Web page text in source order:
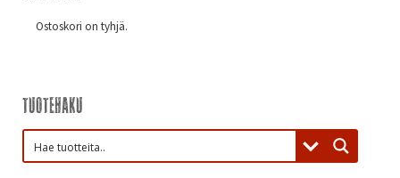
Ostoskori on tyhjä.
Tuotehaku